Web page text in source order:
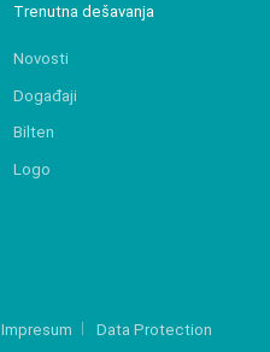
Trenutna dešavanja
Novosti
Događaji
Bilten
Logo
Impresum Data Protection